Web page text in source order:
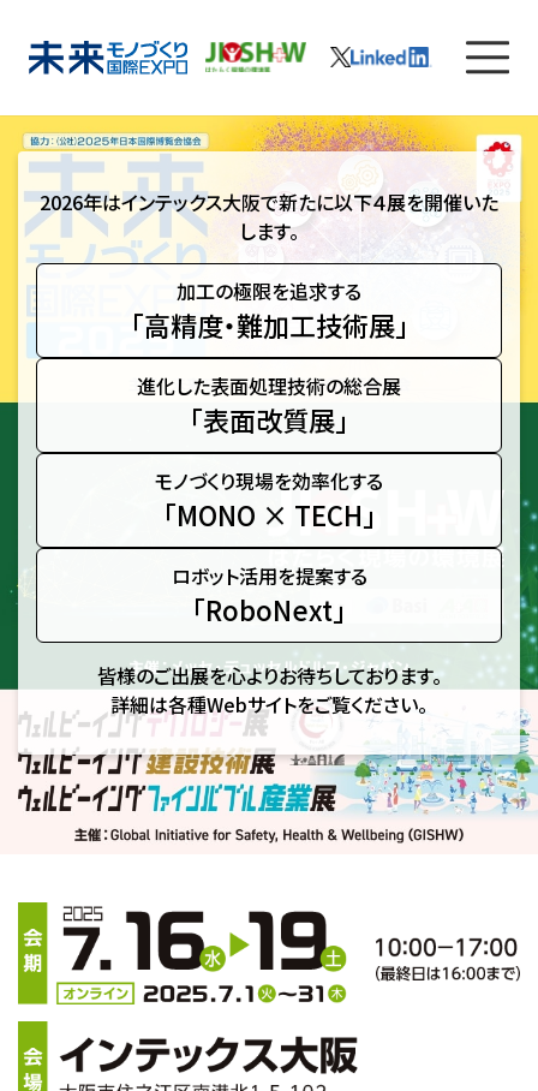
2026年はインテックス大阪で新たに以下４展を開催いた
します。
加工の極限を追求する
「高精度・難加工技術展」
進化した表面処理技術の総合展
「表面改質展」
モノづくり現場を効率化する
「MONO × TECH」
ロボット活用を提案する
「RoboNext」
皆様のご出展を心よりお待ちしております。
詳細は各種Webサイトをご覧ください。